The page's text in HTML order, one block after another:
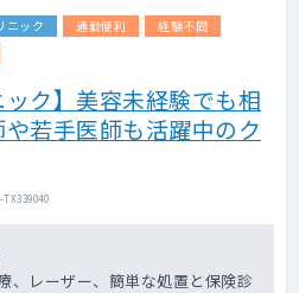
ニック 通勤便利
経験不問
ク】美容未経験でも相
若手医師も活躍中のク
、レーザー、簡単な処置と保険診